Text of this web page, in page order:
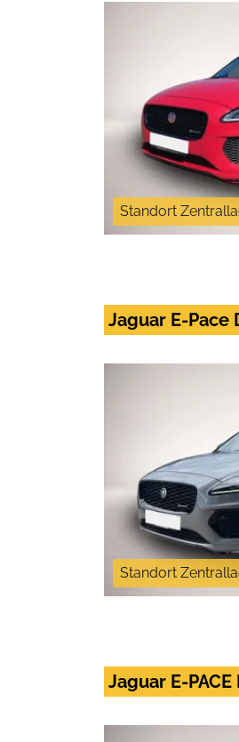
Standort
Jaguar E-Pace
Standort
Jaguar E-PACE